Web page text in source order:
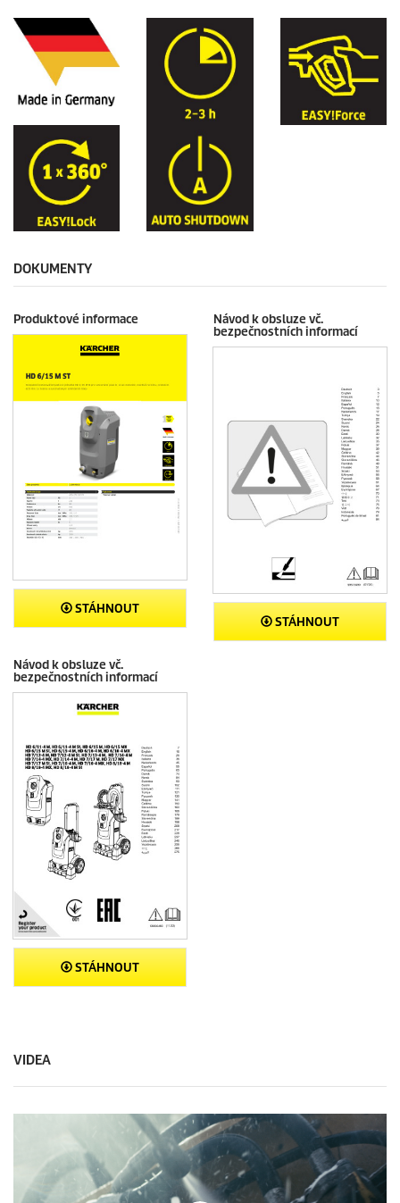
DOKUMENTY
Produktové informace
STÁHNOUT
Návod k obsluze vč.
bezpečnostních informací
STÁHNOUT
Návod k obsluze vč.
bezpečnostních informací
STÁHNOUT
VIDEA